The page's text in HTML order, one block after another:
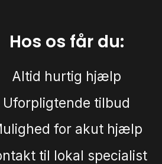
Hos os får du:
Altid hurtig hjælp
Uforpligtende tilbud
for akut hjælp
til lokal specialist